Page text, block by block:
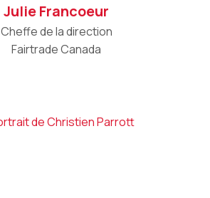
Julie Francoeur
Cheffe de la direction
Fairtrade Canada